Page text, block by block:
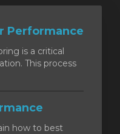
Performance
is a critical
This process
how to best